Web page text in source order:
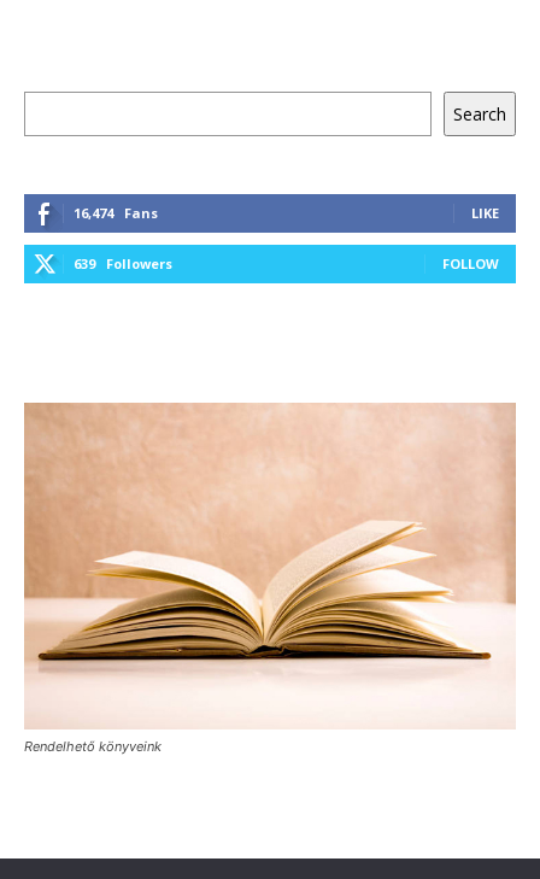
Search
16,474 Fans LIKE
639 Followers FOLLOW
Rendelhető könyveink